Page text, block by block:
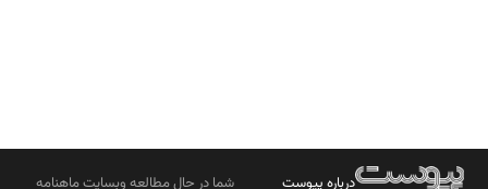
درباره پیوست
شما در حال مطالعه وبسایت ماهنامه